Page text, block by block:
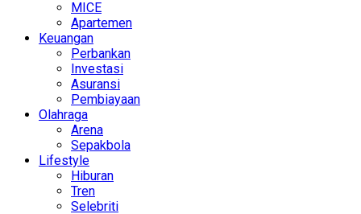
MICE
Apartemen
Keuangan
Perbankan
Investasi
Asuransi
Pembiayaan
Olahraga
Arena
Sepakbola
Lifestyle
Hiburan
Tren
Selebriti